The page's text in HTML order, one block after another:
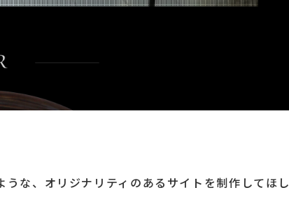
な、オリジナリティのあるサイトを制作してほし